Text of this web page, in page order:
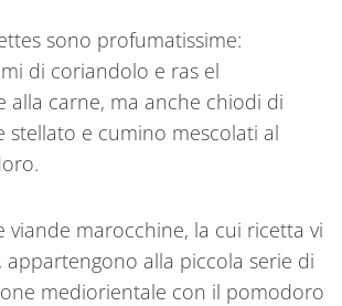
sono profumatissime:
di coriandolo e ras el
alla carne, ma anche chiodi di
stellato e cumino mescolati al
viande marocchine, la cui ricetta vi
appartengono alla piccola serie di
mediorientale con il pomodoro